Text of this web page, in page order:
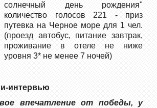
солнечный день рождения"
количество голосов 221 - приз
путевка на Черное море для 1 чел.
(проезд автобус, питание завтрак,
проживание в отеле не ниже
уровня 3* не менее 7 ночей)
интервью
впечатление от победы, у